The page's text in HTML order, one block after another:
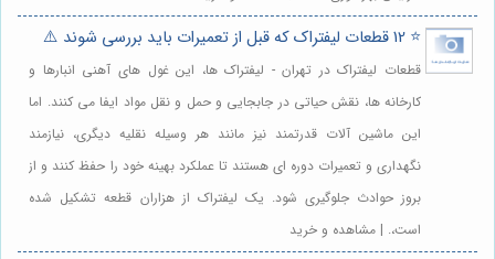
⭐️ 12 قطعات لیفتراک که قبل از تعمیرات باید بررسی شوند ⚠️
قطعات لیفتراک در تهران - لیفتراک ها، این غول های آهنی انبارها و
کارخانه ها، نقش حیاتی در جابجایی و حمل و نقل مواد ایفا می کنند. اما
این ماشین آلات قدرتمند نیز مانند هر وسیله نقلیه دیگری، نیازمند
نگهداری و تعمیرات دوره ای هستند تا عملکرد بهینه خود را حفظ کنند و از
بروز حوادث جلوگیری شود. یک لیفتراک از هزاران قطعه تشکیل شده
است،. | مشاهده و خرید